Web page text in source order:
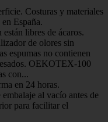
Costuras y materiales
España.
libres de ácaros.
de olores sin
espumas no contienen
OEKOTEX-100
con...
en 24 horas.
al vacío antes de
para facilitar el